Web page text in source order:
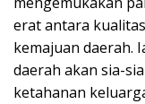
erat antara
kemajuan daerah.
daerah akan sia-
ketahanan